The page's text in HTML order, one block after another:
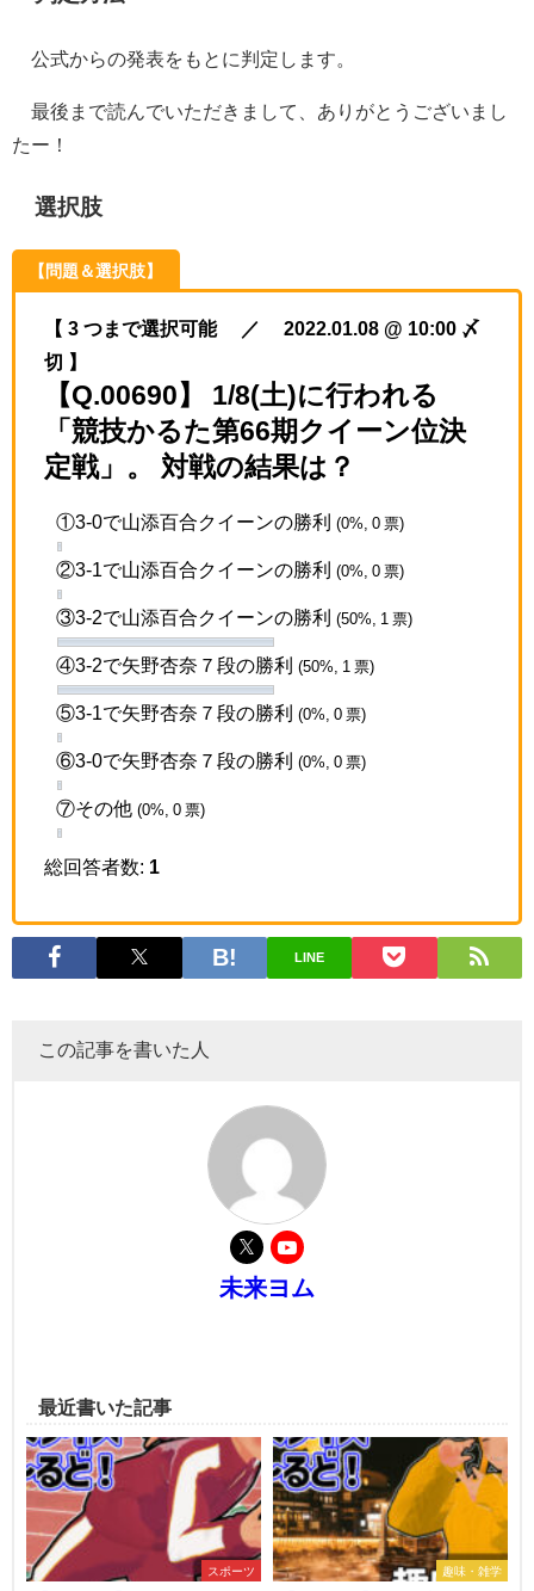
公式からの発表をもとに判定します。
最後まで読んでいただきまして、ありがとうございまし
たー！
選択肢
【問題＆選択肢】
【 3 つまで選択可能 ／ 2022.01.08 @ 10:00 〆
切 】
【Q.00690】 1/8(土)に行われる
「競技かるた第66期クイーン位決
定戦」。 対戦の結果は？
①3-0で山添百合クイーンの勝利 (0%, 0 票)
②3-1で山添百合クイーンの勝利 (0%, 0 票)
③3-2で山添百合クイーンの勝利 (50%, 1 票)
④3-2で矢野杏奈７段の勝利 (50%, 1 票)
⑤3-1で矢野杏奈７段の勝利 (0%, 0 票)
⑥3-0で矢野杏奈７段の勝利 (0%, 0 票)
⑦その他 (0%, 0 票)
総回答者数: 1
LINE
この記事を書いた人
未来ヨム
最近書いた記事
スポーツ 趣味・雑学